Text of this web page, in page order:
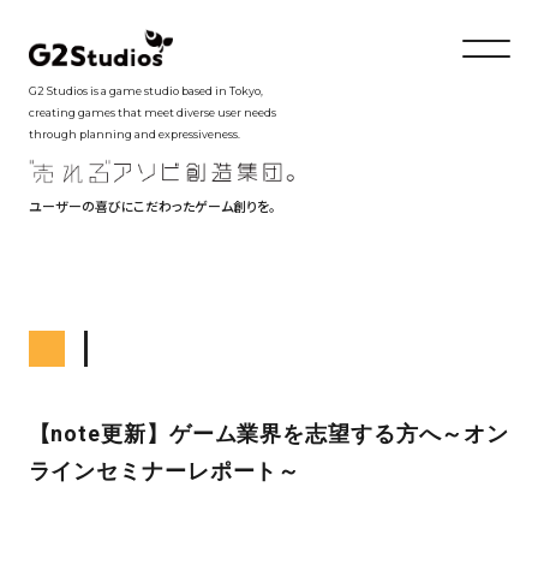
G2 Studios is a game studio based in Tokyo,
creating games that meet diverse user needs
through planning and expressiveness.
ユーザーの喜びにこだわったゲーム創りを。
【note更新】ゲーム業界を志望する方へ～オン
ラインセミナーレポート～